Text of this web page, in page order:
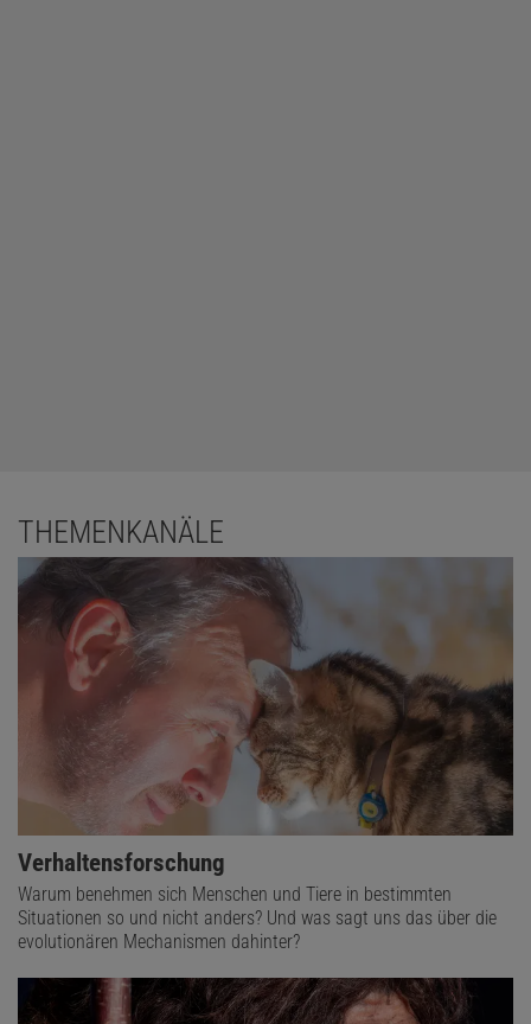
THEMENKANÄLE
Verhaltensforschung
Warum benehmen sich Menschen und Tiere in bestimmten
Situationen so und nicht anders? Und was sagt uns das über die
evolutionären Mechanismen dahinter?